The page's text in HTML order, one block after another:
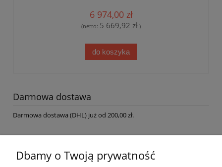
6 974,00 zł
(netto: 5 669,92 zł )
do koszyka
Darmowa dostawa
Darmowa dostawa (DHL) już od 200,00 zł.
HTML
Dbamy o Twoją prywatność